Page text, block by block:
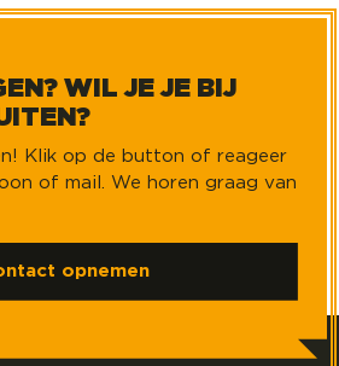
WIL JE JE BIJ
Klik op de button of reageer
of mail. We horen graag van
opnemen